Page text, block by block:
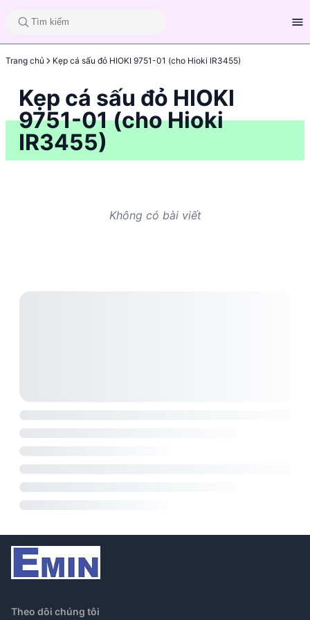
Trang chủ Kẹp cá sấu đỏ HIOKI 9751-01 (cho Hioki IR3455)
Kẹp cá sấu đỏ HIOKI
9751-01 (cho Hioki
IR3455)
Không có bài viết
Theo dõi chúng tôi